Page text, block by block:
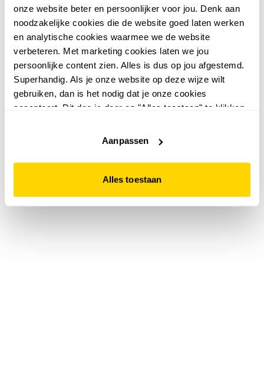
onze website beter en persoonlijker voor jou. Denk aan
noodzakelijke cookies die de website goed laten werken
en analytische cookies waarmee we de website
verbeteren. Met marketing cookies laten we jou
persoonlijke content zien. Alles is dus op jou afgestemd.
Superhandig. Als je onze website op deze wijze wilt
gebruiken, dan is het nodig dat je onze cookies
accepteert. Dit doe je door op "Alles toestaan" te klikken.
website niet optimaal functioneert.
Aanpassen
Alles toestaan